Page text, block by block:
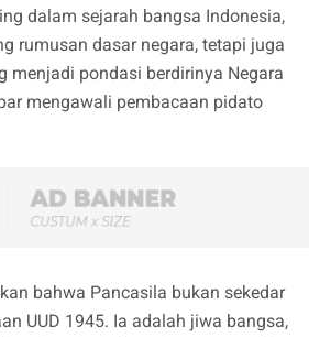
dalam sejarah bangsa Indonesia,
rumusan dasar negara, tetapi juga
menjadi pondasi berdirinya Negara
mengawali pembacaan pidato
bahwa Pancasila bukan sekedar
UUD 1945. Ia adalah jiwa bangsa,